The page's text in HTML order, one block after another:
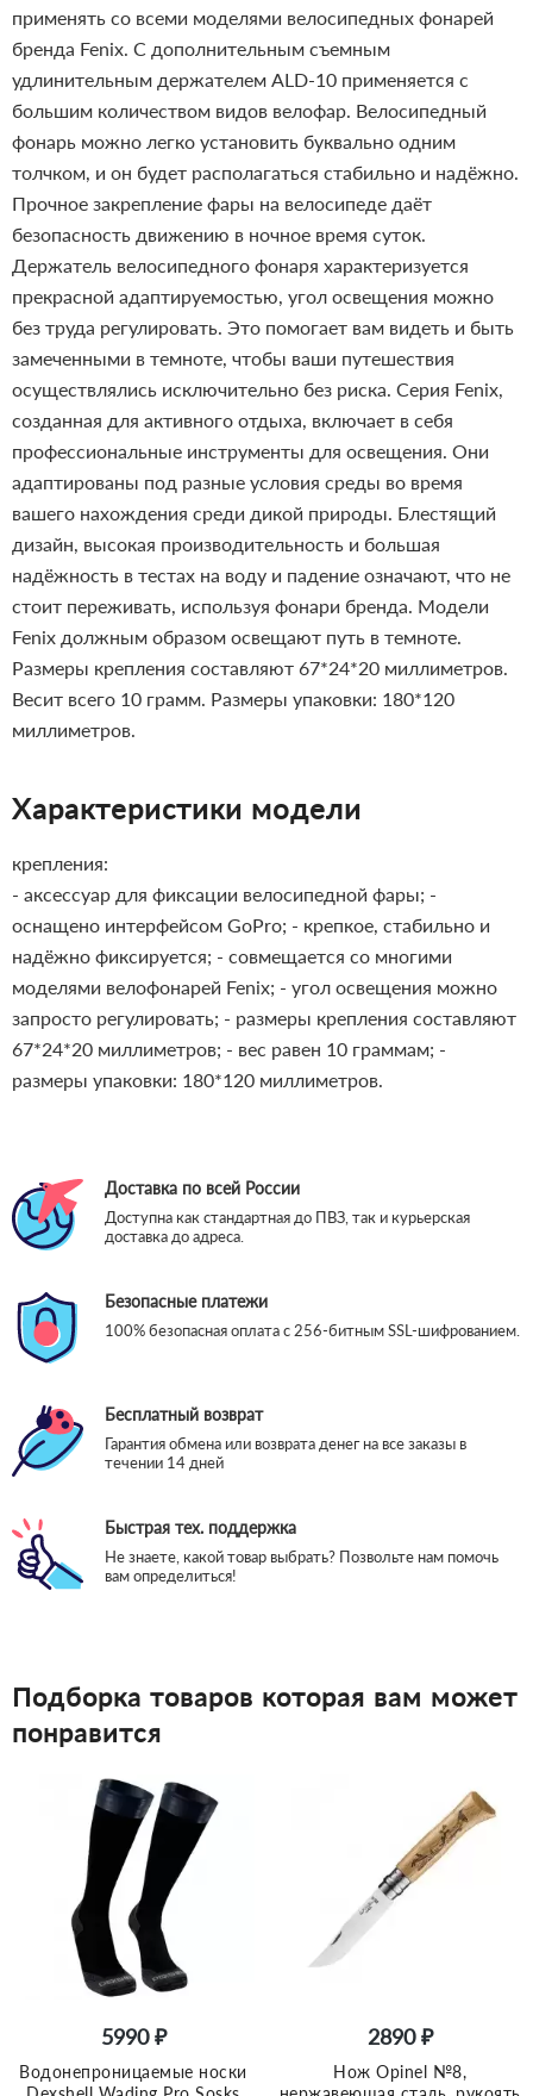
применять со всеми моделями велосипедных фонарей
бренда Fenix. С дополнительным съемным
удлинительным держателем ALD-10 применяется с
большим количеством видов велофар. Велосипедный
фонарь можно легко установить буквально одним
толчком, и он будет располагаться стабильно и надёжно.
Прочное закрепление фары на велосипеде даёт
безопасность движению в ночное время суток.
Держатель велосипедного фонаря характеризуется
прекрасной адаптируемостью, угол освещения можно
без труда регулировать. Это помогает вам видеть и быть
замеченными в темноте, чтобы ваши путешествия
осуществлялись исключительно без риска. Серия Fenix,
созданная для активного отдыха, включает в себя
профессиональные инструменты для освещения. Они
адаптированы под разные условия среды во время
вашего нахождения среди дикой природы. Блестящий
дизайн, высокая производительность и большая
надёжность в тестах на воду и падение означают, что не
стоит переживать, используя фонари бренда. Модели
Fenix должным образом освещают путь в темноте.
Размеры крепления составляют 67*24*20 миллиметров.
Весит всего 10 грамм. Размеры упаковки: 180*120
миллиметров.
Характеристики модели
крепления:
- аксессуар для фиксации велосипедной фары; -
оснащено интерфейсом GoPro; - крепкое, стабильно и
надёжно фиксируется; - совмещается со многими
моделями велофонарей Fenix; - угол освещения можно
запросто регулировать; - размеры крепления составляют
67*24*20 миллиметров; - вес равен 10 граммам; -
размеры упаковки: 180*120 миллиметров.
Доставка по всей России
Доступна как стандартная до ПВЗ, так и курьерская
доставка до адреса.
Безопасные платежи
100% безопасная оплата с 256-битным SSL-шифрованием.
Бесплатный возврат
Гарантия обмена или возврата денег на все заказы в
течении 14 дней
Быстрая тех. поддержка
Не знаете, какой товар выбрать? Позвольте нам помочь
вам определиться!
Подборка товаров которая вам может
понравится
5990 ₽
Водонепроницаемые носки
2890 ₽
Нож Opinel №8,